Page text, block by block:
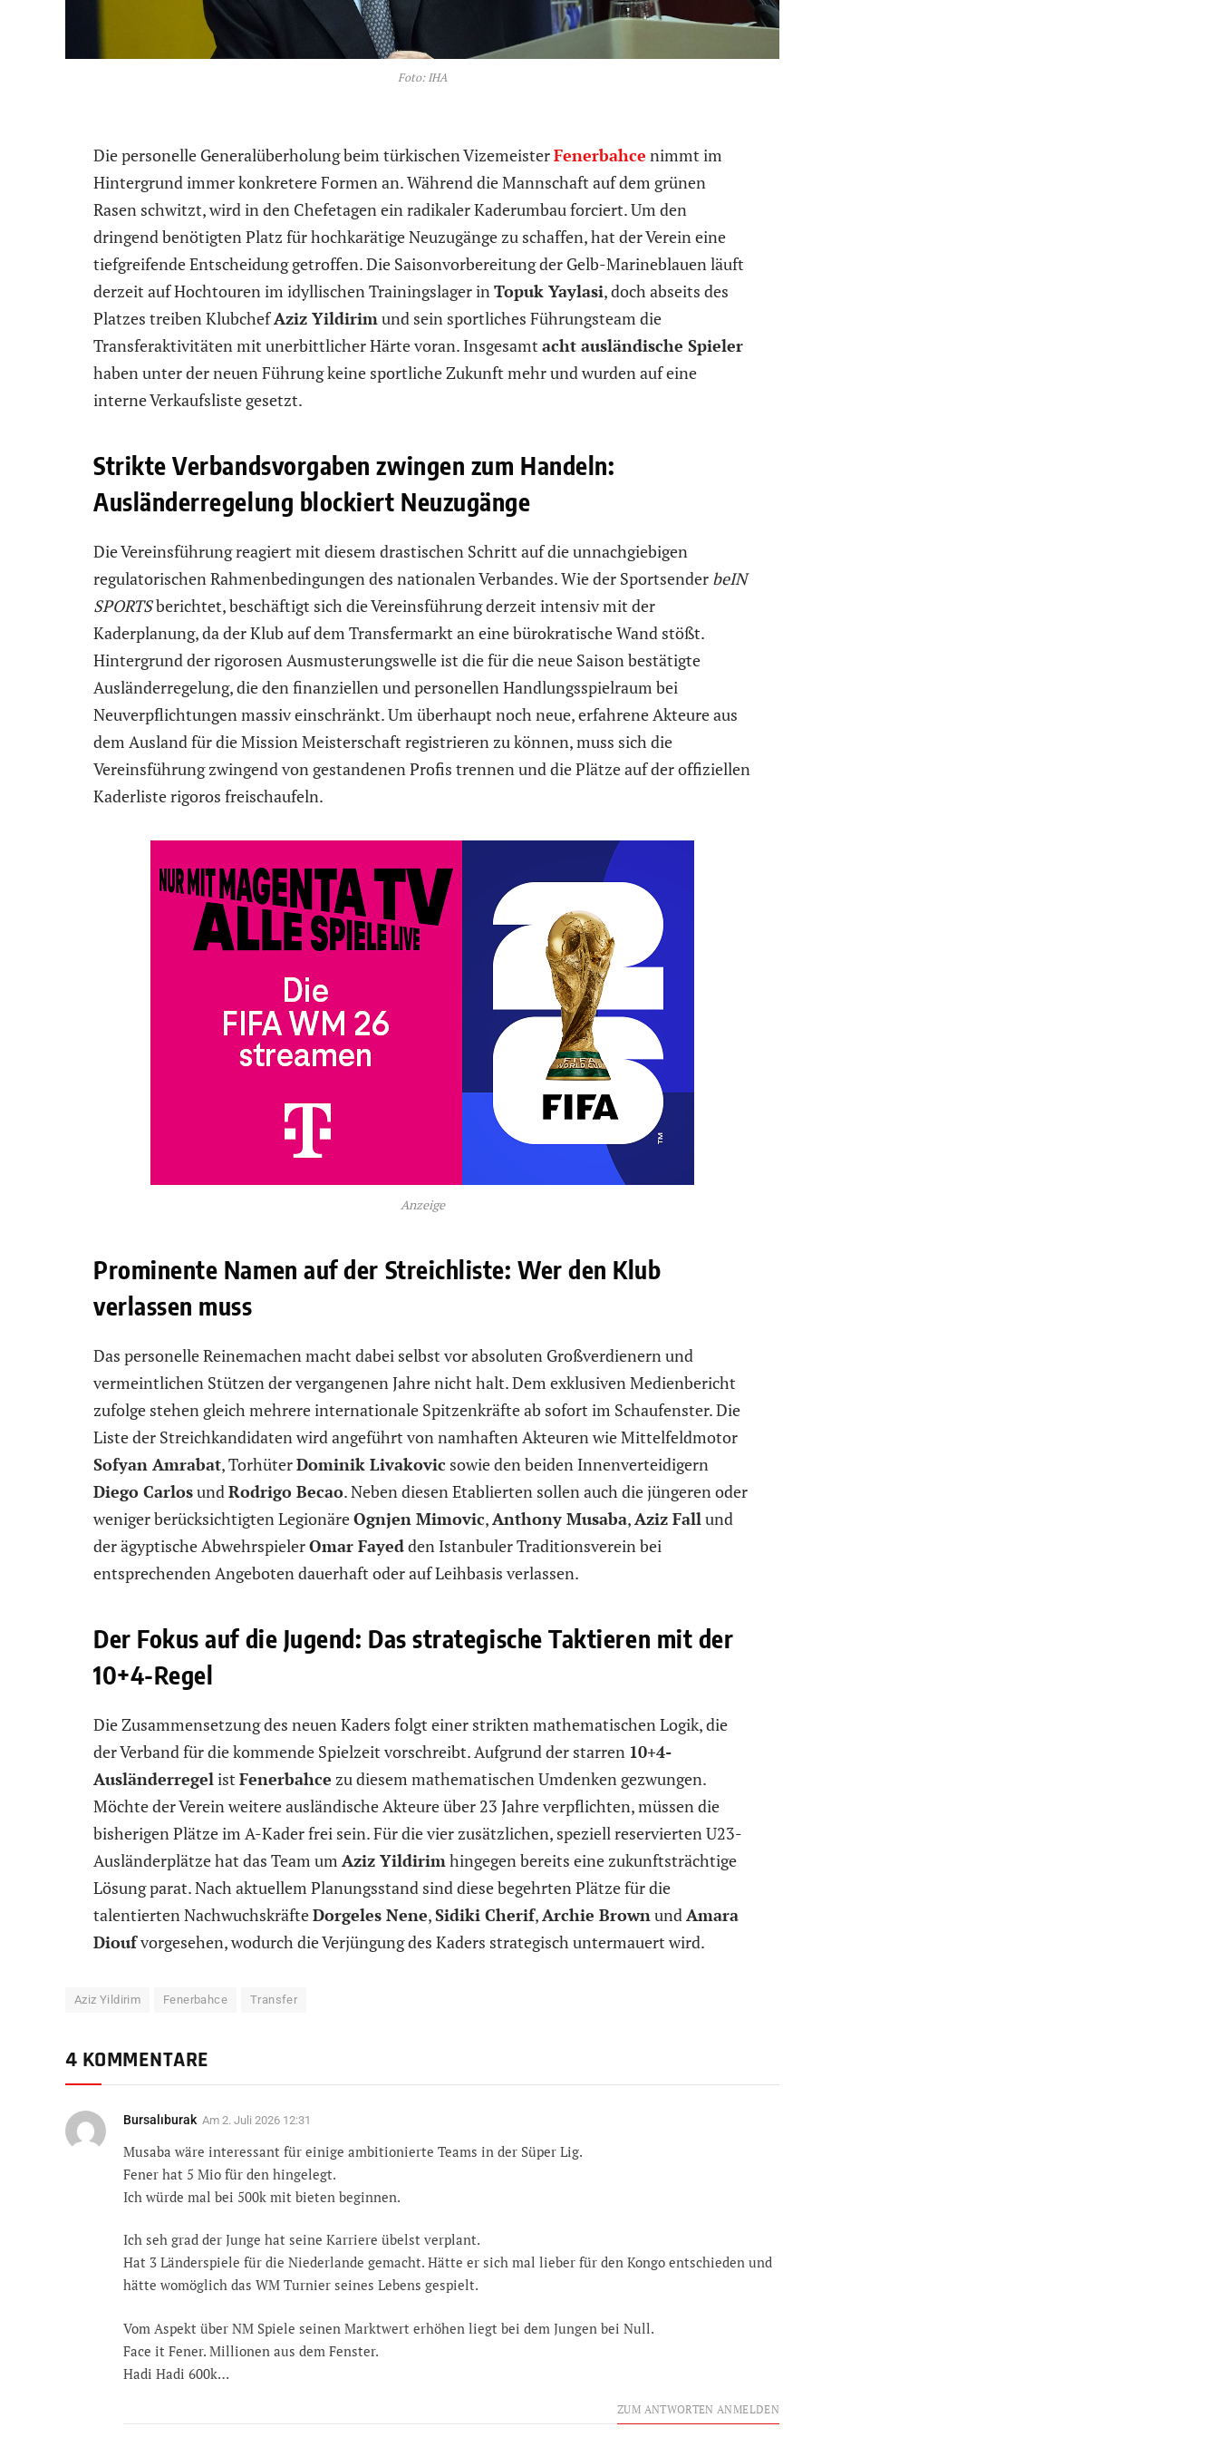
Foto: IHA
Die personelle Generalüberholung beim türkischen VizemeisterFenerbahce nimmt im
Hintergrund immer konkretere Formen an. Während die Mannschaft auf dem grünen
Rasen schwitzt, wird in den Chefetagen ein radikaler Kaderumbau forciert. Um den
dringend benötigten Platz für hochkarätige Neuzugänge zu schaffen, hat der Verein eine
tiefgreifende Entscheidung getroffen. Die Saisonvorbereitung der Gelb-Marineblauen läuft
derzeit auf Hochtouren im idyllischen Trainingslager inTopuk Yaylasi, doch abseits des
Platzes treiben KlubchefAziz Yildirimund sein sportliches Führungsteam die
Transferaktivitäten mit unerbittlicher Härte voran. Insgesamt acht ausländische Spieler
haben unter der neuen Führung keine sportliche Zukunft mehr und wurden auf eine
interne Verkaufsliste gesetzt.
Strikte Verbandsvorgaben zwingen zum Handeln:
Ausländerregelung blockiert Neuzugänge
Die Vereinsführung reagiert mit diesem drastischen Schritt auf die unnachgiebigen
regulatorischen Rahmenbedingungen des nationalen Verbandes. Wie der Sportsender beIN
SPORTSberichtet, beschäftigt sich die Vereinsführung derzeit intensiv mit der
Kaderplanung, da der Klub auf dem Transfermarkt an eine bürokratische Wand stößt.
Hintergrund der rigorosen Ausmusterungswelle ist die für die neue Saison bestätigte
Ausländerregelung, die den finanziellen und personellen Handlungsspielraum bei
Neuverpflichtungen massiv einschränkt. Um überhaupt noch neue, erfahrene Akteure aus
dem Ausland für die Mission Meisterschaft registrieren zu können, muss sich die
Vereinsführung zwingend von gestandenen Profis trennen und die Plätze auf der offiziellen
Kaderliste rigoros freischaufeln.
Anzeige
Prominente Namen auf der Streichliste: Wer den Klub
verlassen muss
Das personelle Reinemachen macht dabei selbst vor absoluten Großverdienern und
vermeintlichen Stützen der vergangenen Jahre nicht halt. Dem exklusiven Medienbericht
zufolge stehen gleich mehrere internationale Spitzenkräfte ab sofort im Schaufenster. Die
Liste der Streichkandidaten wird angeführt von namhaften Akteuren wie Mittelfeldmotor
Sofyan Amrabat, TorhüterDominik Livakovic sowie den beiden Innenverteidigern
Diego CarlosundRodrigo Becao. Neben diesen Etablierten sollen auch die jüngeren oder
weniger berücksichtigten LegionäreOgnjen Mimovic,Anthony Musaba,Aziz Fallund
der ägyptische AbwehrspielerOmar Fayedden Istanbuler Traditionsverein bei
entsprechenden Angeboten dauerhaft oder auf Leihbasis verlassen.
Der Fokus auf die Jugend: Das strategische Taktieren mit der
10+4-Regel
Die Zusammensetzung des neuen Kaders folgt einer strikten mathematischen Logik, die
der Verband für die kommende Spielzeit vorschreibt. Aufgrund der starren 10+4-
Ausländerregelist Fenerbahce zu diesem mathematischen Umdenken gezwungen.
Möchte der Verein weitere ausländische Akteure über 23 Jahre verpflichten, müssen die
bisherigen Plätze im A-Kader frei sein. Für die vier zusätzlichen, speziell reservierten U23-
Ausländerplätze hat das Team um Aziz Yildirimhingegen bereits eine zukunftsträchtige
Lösung parat. Nach aktuellem Planungsstand sind diese begehrten Plätze für die
talentierten NachwuchskräfteDorgeles Nene,Sidiki Cherif,Archie BrownundAmara
Dioufvorgesehen, wodurch die Verjüngung des Kaders strategisch untermauert wird.
Aziz Yildirim Fenerbahce Transfer
4 KOMMENTARE
Bursalıburak Am 2. Juli 2026 12:31
Musaba wäre interessant für einige ambitionierte Teams in der Süper Lig.
Fener hat 5 Mio für den hingelegt.
Ich würde mal bei 500k mit bieten beginnen.
Ich seh grad der Junge hat seine Karriere übelst verplant.
Hat 3 Länderspiele für die Niederlande gemacht. Hätte er sich mal lieber für den Kongo entschieden und
hätte womöglich das WM Turnier seines Lebens gespielt.
Vom Aspekt über NM Spiele seinen Marktwert erhöhen liegt bei dem Jungen bei Null.
Face it Fener. Millionen aus dem Fenster.
Hadi Hadi 600k…
ZUM ANTWORTEN ANMELDEN